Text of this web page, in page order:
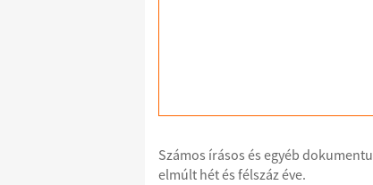
Számos írásos és egyéb
elmúlt hét és félszáz éve.